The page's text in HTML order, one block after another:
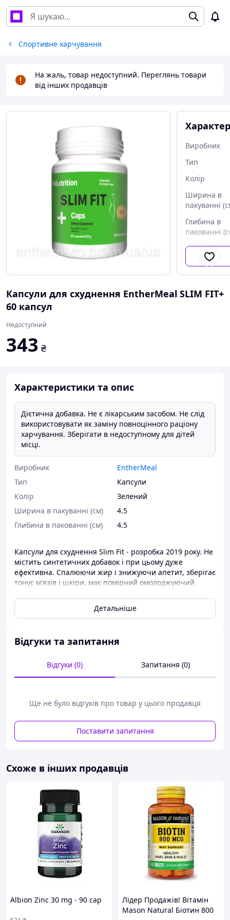
Спортивне харчування
На жаль, товар недоступний. Переглянь товари
від інших продавців
Виробник
Тип
Колір
Ширина в
пакуванні
Глибина в
пакованні
Капсули для схуднення EntherMeal SLIM FIT+
60 капсул
Недоступний
343 ₴
Характеристики та опис
Дієтична добавка. Не є лікарським засобом. Не слід
використовувати як заміну повноцінного раціону
харчування. Зберігати в недоступному для дітей
місці.
Виробник
EntherMeal
Тип
Капсули
Колір
Зелений
Ширина в пакуванні (см)
4.5
Глибина в пакованні (см)
4.5
Капсули для схуднення Slim Fit - розробка 2019 року. Не
містить синтетичних добавок і при цьому дуже
ефективна. Спалюючи жир і знижуючи апетит, зберігає
тонус м'язів і шкіри, має помірний омолоджуючий
Фахівці в області дієтології і геріатрії дали немало
позитивних відгуків про сотаве SLIM FIT+.
прискорення загального обміну при помірній
відчуття голоду, а амінокислотна матриця і вітамінний
комплекс позитивно впливає на функціонування
Що усередині капсули:
позитивно впливає на стан суглобів, шкіри,
речовин, поглинаючи енергію з жирового обміну
Камідь конжаку - харчове волокно, яке відчутно
знижує апетит і регулює добову калорійність
раціону
Гуарани екстракт - прискорює обмін речовин, в
комплексі з карнитином дає термогенний
жироспалювальний ефект
Екстракт зеленого чаю (99,6%) -
високоефективний регулятор загального обміну,
покращує кровопостачання головного мозку
Вітамін С - потужний антиоксидант - зміцнює
Безводий кофеїн - бустер термогенного
Детальніше
Відгуки та запитання
Відгуки (0) Запитання (0)
Ще не було відгуків про товар у цього продавця
Поставити запитання
Схоже в інших продавців
Albion Zinc 30 mg - 90 cap
Лідер Продажів! Вітамін
Mason Natural Біотин 800